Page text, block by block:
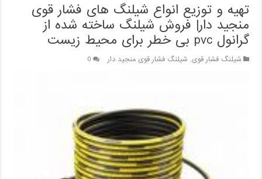
تهیه و توزیع انواع شیلنگ های فشار قوی
منجید دار| فروش شیلنگ ساخته شده از
گرانول pvc بی خطر برای محیط زیست
شیلنگ فشار قوی, شیلنگ فشار قوی منجید دار 0